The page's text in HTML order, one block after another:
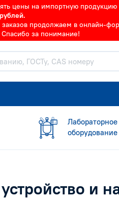
цены на импортную продукцию
продолжаем в онлайн-
за понимание!
Лабораторное
оборудование
и